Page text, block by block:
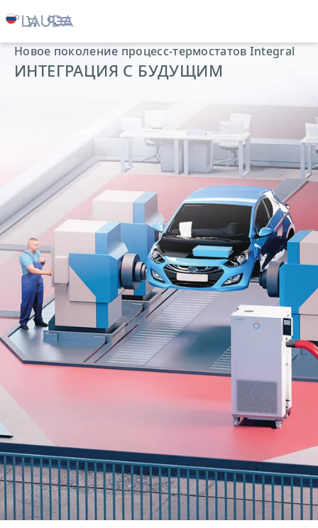
Новое поколение процесс-термостатов Integral
ИНТЕГРАЦИЯ С БУДУЩИМ